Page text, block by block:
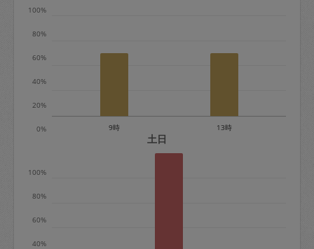
※キャンセル料金の設定について：
定期依頼1回（3時間）の金額とスポット
0%
20%
40%
60%
80%
100%
9時 13時
土日
40%
60%
80%
100%